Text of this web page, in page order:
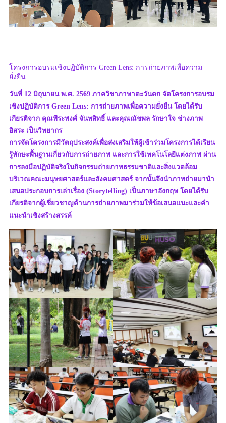
โครงการอบรมเชิงปฏิบัติการ Green Lens: การถ่ายภาพเพื่อความ
ยั่งยืน
วันที่ 12 มิถุนายน พ.ศ. 2569 ภาควิชาภาษาตะวันตก จัดโครงการอบรม
เชิงปฏิบัติการ Green Lens: การถ่ายภาพเพื่อความยั่งยืน โดยได้รับ
เกียรติจาก คุณพีระพงศ์ จันทสิทธิ์ และคุณณัชพล รักษาใจ ช่างภาพ
อิสระ เป็นวิทยากร
การจัดโครงการมีวัตถุประสงค์เพื่อส่งเสริมให้ผู้เข้าร่วมโครงการได้เรียน
รู้ทักษะพื้นฐานเกี่ยวกับการถ่ายภาพ และการใช้เทคโนโลยีแต่งภาพ ผ่าน
การลงมือปฏิบัติจริงในกิจกรรมถ่ายภาพธรรมชาติและสิ่งแวดล้อม
บริเวณคณะมนุษยศาสตร์และสังคมศาสตร์ จากนั้นจึงนำภาพถ่ายมานำ
เสนอประกอบการเล่าเรื่อง (Storytelling) เป็นภาษาอังกฤษ โดยได้รับ
เกียรติจากผู้เชี่ยวชาญด้านการถ่ายภาพมาร่วมให้ข้อเสนอแนะและคำ
แนะนำเชิงสร้างสรรค์